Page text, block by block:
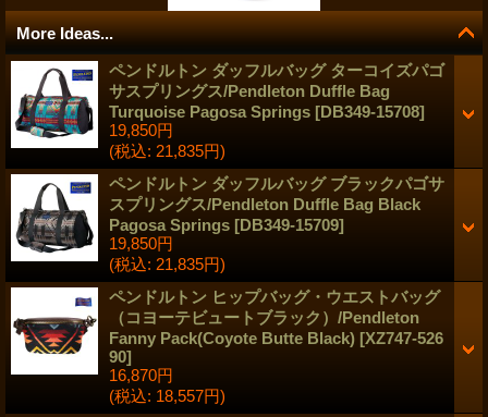
More Ideas...
ペンドルトン ダッフルバッグ ターコイズパゴ
サスプリングス/Pendleton Duffle Bag
Turquoise Pagosa Springs [DB349-15708]
19,850円
(税込: 21,835円)
ペンドルトン ダッフルバッグ ブラックパゴサ
スプリングス/Pendleton Duffle Bag Black
Pagosa Springs [DB349-15709]
19,850円
(税込: 21,835円)
ペンドルトン ヒップバッグ・ウエストバッグ
（コヨーテビュートブラック）/Pendleton
Fanny Pack(Coyote Butte Black) [XZ747-526
90]
16,870円
(税込: 18,557円)